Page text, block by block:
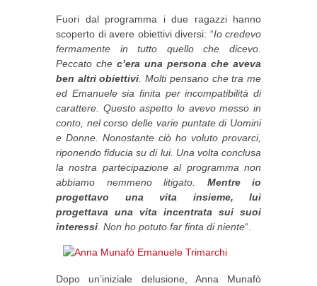
Fuori dal programma i due ragazzi hanno
scoperto di avere obiettivi diversi: “Io credevo
fermamente in tutto quello che dicevo.
Peccato che c’era una persona che aveva
ben altri obiettivi . Molti pensano che tra me
ed Emanuele sia finita per incompatibilità di
carattere. Questo aspetto lo avevo messo in
conto, nel corso delle varie puntate di Uomini
e Donne. Nonostante ciò ho voluto provarci,
riponendo fiducia su di lui. Una volta conclusa
la nostra partecipazione al programma non
abbiamo nemmeno litigato. Mentre io
progettavo una vita insieme, lui
progettava una vita incentrata sui suoi
interessi . Non ho potuto far finta di niente“.
Dopo un’iniziale delusione, Anna Munafò